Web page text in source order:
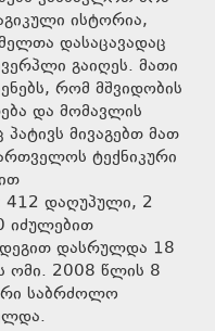
ისტორია,
დასაცავადაც
გაიღეს. მათი
რომ მშვიდობის
და მომავლის
მივაგებთ მათ
ტექნიკური
412 დაღუპული, 2
იძულებით
დასრულდა 18
ომი. 2008 წლის 8
საბრძოლო